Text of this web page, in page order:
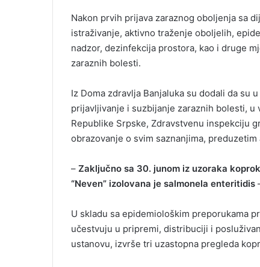
Nakon prvih prijava zaraznog oboljenja sa
istraživanje, aktivno traženje oboljelih,
nadzor, dezinfekcija prostora, kao i druge
zaraznih bolesti.
Iz Doma zdravlja Banjaluka su dodali da su
prijavljivanje i suzbijanje zaraznih bolesti,
Republike Srpske, Zdravstvenu inspekciju
obrazovanje o svim saznanjima,
– Zaključno sa 30. junom iz uzoraka
“Neven” izolovana je salmonela enteritidis
U skladu sa epidemiološkim preporukama
učestvuju u pripremi, distribuciji i
ustanovu, izvrše tri uzastopna pregleda